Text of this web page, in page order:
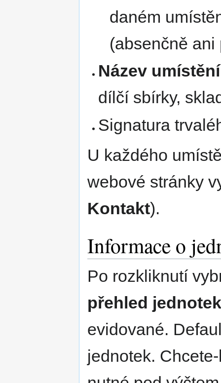
daném
(absenčně ani
Název umístění
dílčí sbírky,
Signatura
U každého
webové stránky
Kontakt).
Informace o
Po rozkliknutí
přehled jednotek
evidované.
jednotek.